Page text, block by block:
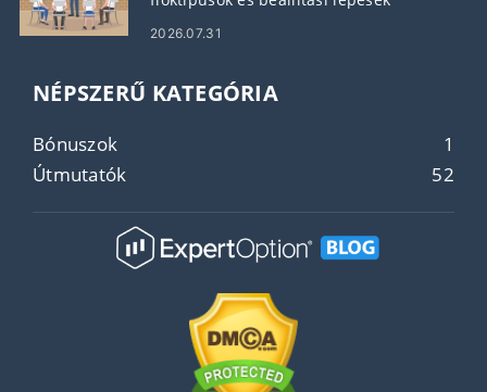
2026.07.31
NÉPSZERŰ KATEGÓRIA
Bónuszok
1
Útmutatók
52